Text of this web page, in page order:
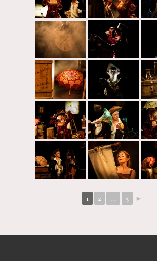
1 2 ... 5 ►